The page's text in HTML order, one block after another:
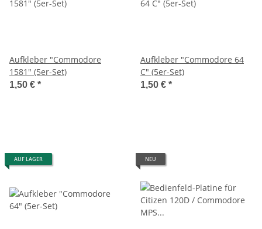
Aufkleber "Commodore
1581" (5er-Set)
1,50 € *
Aufkleber "Commodore 64
C" (5er-Set)
1,50 € *
AUF LAGER NEU